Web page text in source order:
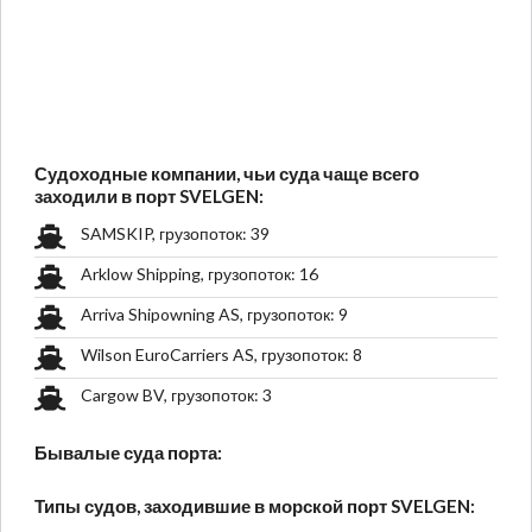
Судоходные компании, чьи суда чаще всего
заходили в порт SVELGEN:
SAMSKIP, грузопоток: 39
Arklow Shipping, грузопоток: 16
Arriva Shipowning AS, грузопоток: 9
Wilson EuroCarriers AS, грузопоток: 8
Cargow BV, грузопоток: 3
Бывалые суда порта:
Типы судов, заходившие в морской порт SVELGEN: